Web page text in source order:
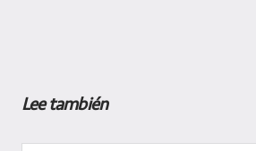
Lee también